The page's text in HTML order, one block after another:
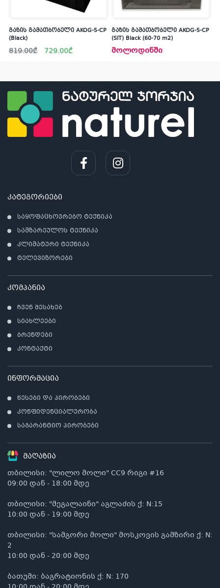
გაზის გამათბობელი AKOG-5-CP
(Black)
819.00₾
Original 729.00₾
Current
გაზის გამათბობელი AKOG-5-CP
(SIT) Black (60-70 m2)
მოლოდინში
კატეგორიები
საყოფაცხოვრებო ტექნიკა
სამზარეულოს ტექნიკა
კლიმატური ტექნიკა
ტელევიზორები
კომპანია
ჩვენ შესახებ
სიახლეები
ბრენდები
კონტაქტი
ინფორმაცია
წესები და პირობები
კონფიდენციალურობა
საგარანტიო პირობები
მაღაზია
თბილისი: "ლილო მოლი" CC9 რიგი #16
09:00 დან - 18:00 მდე
თბილისი: "მეგალაინი" აგლაძის ქ: N:15
10:00 დან - 19:00 მდე
თბილისი: "სამგორი მოლი" მოსკოვის გამზირი ქ: N:
2
10:00 დან - 20:00 მდე
ბათუმი: ბაგრატიონის ქ: N: 170